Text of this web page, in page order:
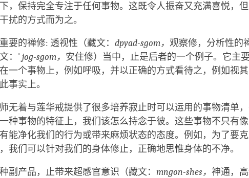
，保持完全专注于任何事物。这既令人振奋又充满喜悦，
扰的方式而为之。
要的禅修: 透视性（藏文： dpyad-sgom， 观察修，分析性的
：' jog-sgom， 安住修）当中，止是后者的一个例子。它主
一个事物上，例如呼吸，并以正确的方式看待之，例如视
事实上。
无着与莲华戒提供了很多培养寂止时可以运用的事物清单
一种事物的特征上，我们该怎么持念于彼。这些事物不只有
能净化我们的行为或带来麻烦状态的态度。例如，为了要
我们可以针对我们的身体修止，正确地思惟身体的不净。
副产品，止带来超感官意识（藏文： mngon-shes， 神通，高